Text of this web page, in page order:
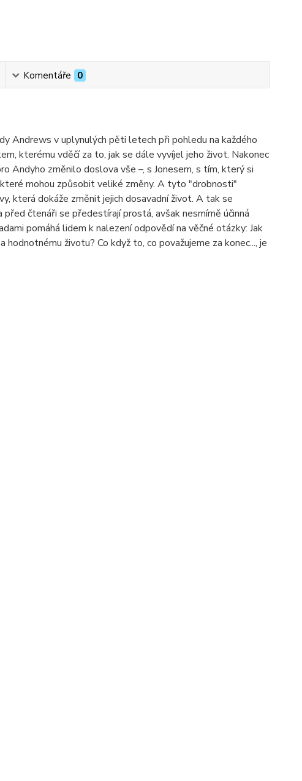
Komentáře 0
Andrews v uplynulých pěti letech při pohledu na každého
kterému vděčí za to, jak se dále vyvíjel jeho život. Nakonec
Andyho změnilo doslova vše –, s Jonesem, s tím, který si
mohou způsobit veliké změny. A tyto "drobnosti"
která dokáže změnit jejich dosavadní život. A tak se
čtenáři se předestírají prostá, avšak nesmírně účinná
pomáhá lidem k nalezení odpovědí na věčné otázky: Jak
životu? Co když to, co považujeme za konec..., je